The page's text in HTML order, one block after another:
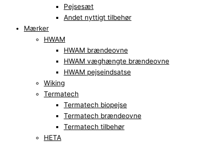
Pejsesæt
Andet nyttigt tilbehør
Mærker
HWAM
HWAM brændeovne
HWAM væghængte brændeovne
HWAM pejseindsatse
Wiking
Termatech
Termatech biopejse
Termatech brændeovne
Termatech tilbehør
HETA